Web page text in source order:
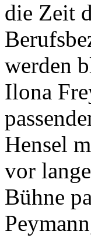
die Zeit
werden
Ilona
Hensel
vor
Bühne